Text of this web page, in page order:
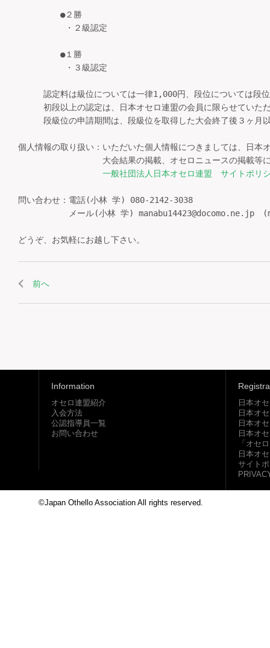
       　●２勝
・２級認定
       　●１勝
・３級認定
認定料は級位については一律1,000円、段位については段位
初段以上の認定は、日本オセロ連盟の会員に限らせていた
段級位の申請期間は、段級位を取得した大会終了後３ヶ月以
個人情報の取り扱い：いただいた個人情報につきましては、日本
大会結果の掲載、オセロニュースの掲載等に使
一般社団法人日本オセロ連盟　サイトポリ
問い合わせ：電話(小林 学) 080-2142-3038
メール(小林 学) manabu14423@docomo.ne.jp　
どうぞ、お気軽にお越し下さい。
前へ
Information
オセロ連盟紹介
入会方法
公認指導員一覧
お問い合わせ
日本オ
日本オ
日本オ
日本オ
「オセ
日本オ
サイト
©Japan Othello Association All rights reserved.